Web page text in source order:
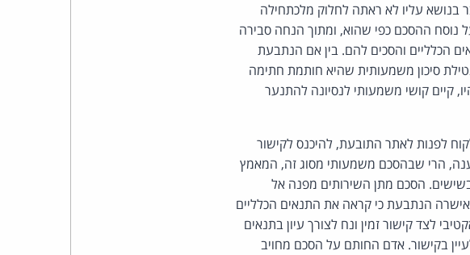
בנושא עליו לא ראתה לחלוק מלכתחילה
נוסח ההסכם כפי שהוא, ומתוך הנחה סבירה
והסכים להם. בין אם הנתבעת
סיכון משמעותית שהיא חותמת חתימה
קושי משמעותי לנסיונה להתנער
לפנות לאתר התובעת, להיכנס לקישור
הרי שבהסכם משמעותי מסוג זה, המאמץ
בשישים. הסכם מתן השירותים מפנה אל
הנתבעת כי קראה את התנאים הכלליים
לצד קישור זמין ונח לצורך עיון בתנאים
בקישור. אדם החותם על הסכם מחויב